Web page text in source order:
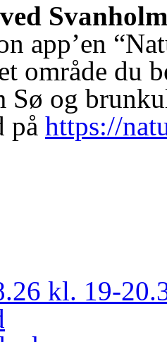
app’en
område du
Sø og
på https://
kl. 19-